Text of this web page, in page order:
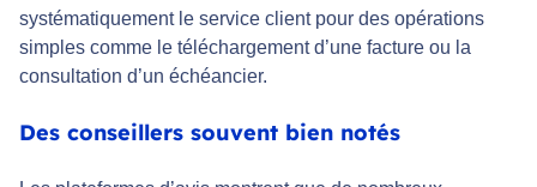
systématiquement le service client pour des opérations
simples comme le téléchargement d’une facture ou la
consultation d’un échéancier.
Des conseillers souvent bien notés